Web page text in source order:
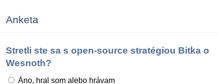
Anketa
Stretli ste sa s open-source stratégiou Bitka o
Wesnoth?
Áno, hral som alebo hrávam